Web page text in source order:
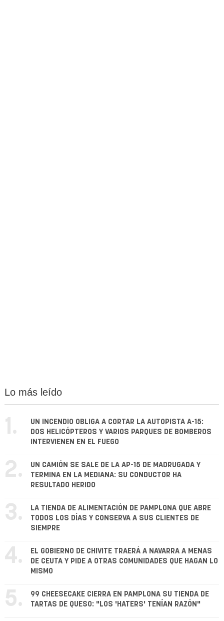
Lo más leído
1.
UN INCENDIO OBLIGA A CORTAR LA AUTOPISTA A-15:
DOS HELICÓPTEROS Y VARIOS PARQUES DE BOMBEROS
INTERVIENEN EN EL FUEGO
2.
UN CAMIÓN SE SALE DE LA AP-15 DE MADRUGADA Y
TERMINA EN LA MEDIANA: SU CONDUCTOR HA
RESULTADO HERIDO
3.
LA TIENDA DE ALIMENTACIÓN DE PAMPLONA QUE ABRE
TODOS LOS DÍAS Y CONSERVA A SUS CLIENTES DE
SIEMPRE
4.
EL GOBIERNO DE CHIVITE TRAERÁ A NAVARRA A MENAS
DE CEUTA Y PIDE A OTRAS COMUNIDADES QUE HAGAN LO
MISMO
5.
99 CHEESECAKE CIERRA EN PAMPLONA SU TIENDA DE
TARTAS DE QUESO: "LOS 'HATERS' TENÍAN RAZÓN"